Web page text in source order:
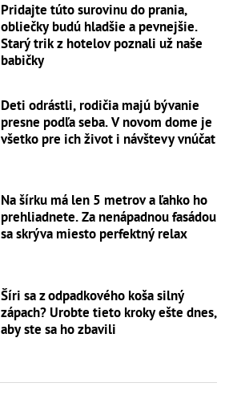
Pridajte túto surovinu do prania,
obliečky budú hladšie a pevnejšie.
Starý trik z hotelov poznali už naše
babičky
Deti odrástli, rodičia majú bývanie
presne podľa seba. V novom dome je
všetko pre ich život i návštevy vnúčat
Na šírku má len 5 metrov a ľahko ho
prehliadnete. Za nenápadnou fasádou
sa skrýva miesto perfektný relax
Šíri sa z odpadkového koša silný
zápach? Urobte tieto kroky ešte dnes,
aby ste sa ho zbavili